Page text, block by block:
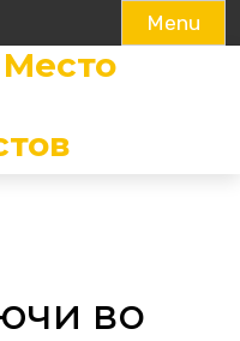
Menu
во